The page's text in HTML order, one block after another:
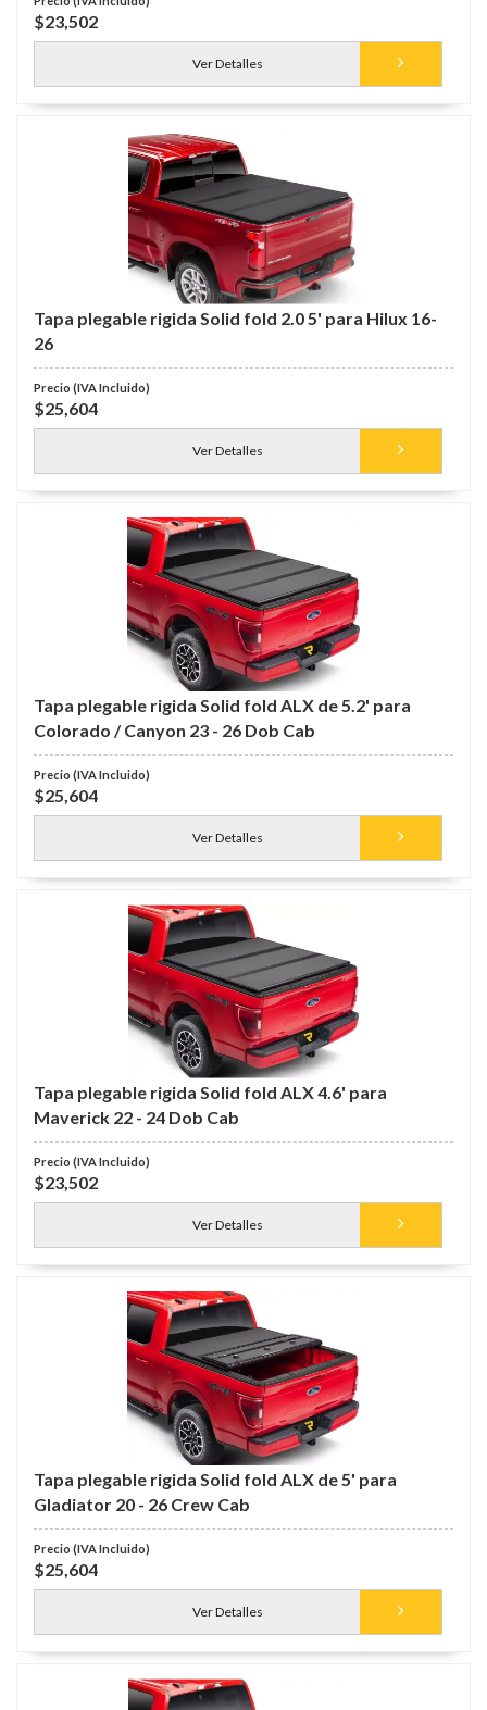
$23,502
Ver Detalles
Tapa plegable rigida Solid fold 2.0 5' para Hilux 16-
26
$25,604
Ver Detalles
Tapa plegable rigida Solid fold ALX de 5.2' para
Colorado / Canyon 23 - 26 Dob Cab
$25,604
Ver Detalles
Tapa plegable rigida Solid fold ALX 4.6' para
Maverick 22 - 24 Dob Cab
$23,502
Ver Detalles
Tapa plegable rigida Solid fold ALX de 5' para
Gladiator 20 - 26 Crew Cab
$25,604
Ver Detalles